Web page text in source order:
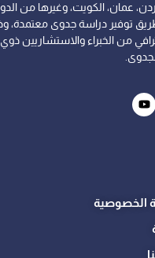
عمان، الكويت، وغيرها من
توفير دراسة جدوى معتمدة،
من الخبراء والاستشاريين
الخصوصية